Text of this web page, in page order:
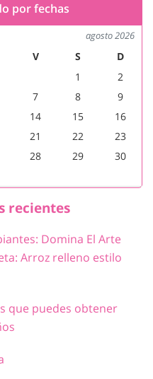
por fechas
agosto 2026
V S
D
1
2
7 8
9
14 15
16
21 22
23
28 29
30
recientes
Domina El Arte
Arroz relleno estilo
que puedes obtener